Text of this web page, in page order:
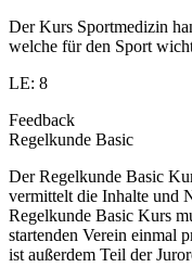
Der Kurs Sportmedizin
welche für den Sport
LE: 8
Feedback
Regelkunde Basic
Der Regelkunde Basic
vermittelt die Inhalte und
Regelkunde Basic Kurs
startenden Verein einmal
ist außerdem Teil der